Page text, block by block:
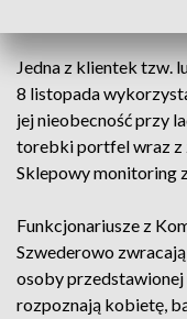
Jedna z klientek tzw.
8 listopada
jej nieobecność przy
torebki portfel wraz z
Sklepowy monitoring
Funkcjonariusze z
Szwederowo
osoby
rozpoznają kobietę,